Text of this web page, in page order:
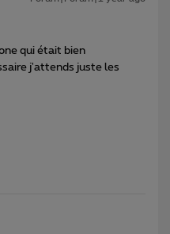
qui était bien
j'attends juste les